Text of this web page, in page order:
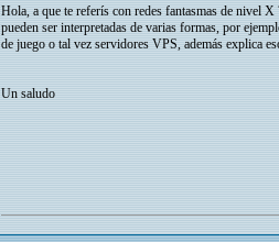
Hola, a que te referís con redes fantasmas de nivel
pueden ser interpretadas de varias formas, por
de juego o tal vez servidores VPS, además explica
Un saludo